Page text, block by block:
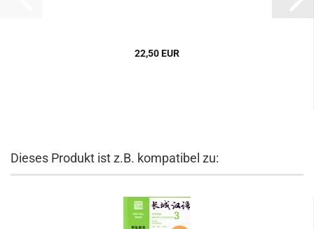
22,50 EUR
Dieses Produkt ist z.B. kompatibel zu: